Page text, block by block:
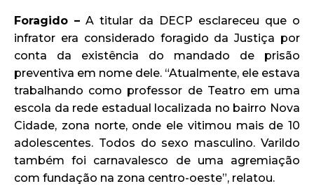
Foragido – A titular da DECP esclareceu que o
infrator era considerado foragido da Justiça por
conta da existência do mandado de prisão
preventiva em nome dele. “Atualmente, ele estava
trabalhando como professor de Teatro em uma
escola da rede estadual localizada no bairro Nova
Cidade, zona norte, onde ele vitimou mais de 10
adolescentes. Todos do sexo masculino. Varildo
também foi carnavalesco de uma agremiação
com fundação na zona centro-oeste”, relatou.